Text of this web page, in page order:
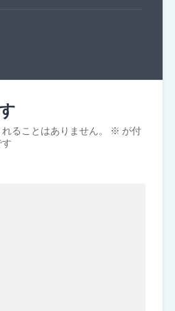
ることはありません。 ※ が付